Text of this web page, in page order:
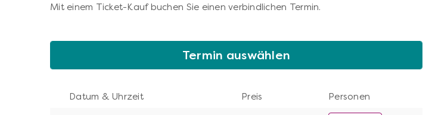
Mit einem Ticket-Kauf buchen Sie einen verbindlichen Termin.
Termin auswählen
Datum & Uhrzeit Preis Personen